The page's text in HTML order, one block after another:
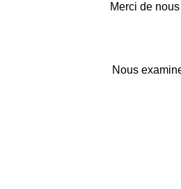
Merci de
Nous